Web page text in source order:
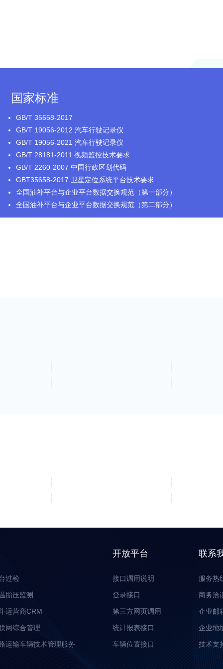
国家标准
GB/T 35658-2017
GB/T 19056-2012 汽车行驶记录仪
GB/T 19056-2021 汽车行驶记录仪
GB/T 28181-2011 视频监控技术要求
GB/T 2260-2007 中国行政区划代码
GBT35658-2017 卫星定位系统平台技术要求
全国油补平台与企业平台数据交换规范（第一部分）
全国油补平台与企业平台数据交换规范（第二部分）
过检
胎压监测
运营商CRM
网综合管理
运输车辆技术管理服务
开放平台
接口调用说明
登录接口
第三方网页调用
统计报表接口
车辆位置接口
联系
服务热
商务洽
企业邮
企业地
技术支